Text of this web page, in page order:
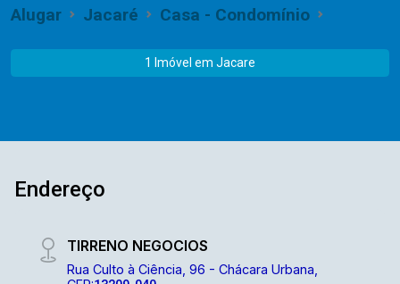
Alugar Jacaré Casa - Condomínio
1 Imóvel em Jacare
Endereço
TIRRENO NEGOCIOS
Rua Culto à Ciência, 96 - Chácara Urbana,